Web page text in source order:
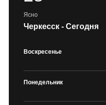
Ясно
Черкесск - Сегодня
Воскресенье
Понедельник